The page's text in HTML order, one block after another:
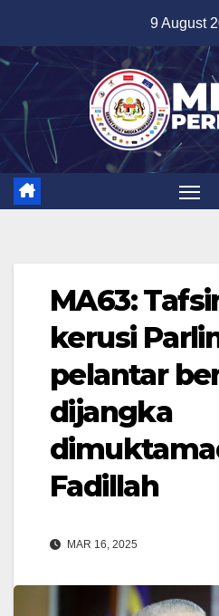
content
9 August
MA63:
kerusi
pelantar
dijangka
Fadillah
MAR 16, 2025